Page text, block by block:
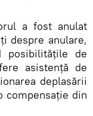
a fost anulat
despre anulare,
de
asistență de
deplasării
compensație din